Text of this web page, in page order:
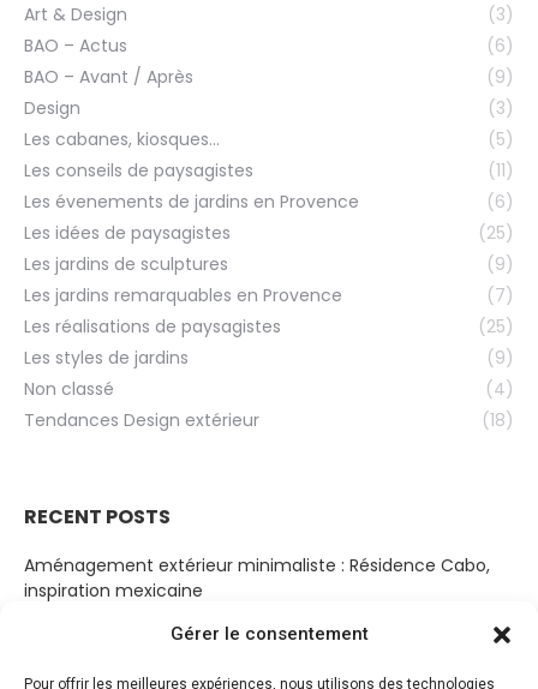
Gérer le consentement
Pour offrir les meilleures expériences, nous utilisons des technologies
Art & Design
(3)
BAO – Actus
(6)
BAO – Avant / Après
(9)
Design
(3)
Les cabanes, kiosques…
(5)
Les conseils de paysagistes
(11)
Les évenements de jardins en Provence
(6)
Les idées de paysagistes
(25)
Les jardins de sculptures
(9)
Les jardins remarquables en Provence
(7)
Les réalisations de paysagistes
(25)
Les styles de jardins
(9)
Non classé
(4)
Tendances Design extérieur
(18)
RECENT POSTS
Aménagement extérieur minimaliste : Résidence Cabo,
inspiration mexicaine